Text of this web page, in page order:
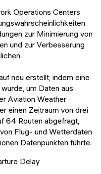
Operations Centers
zur Minimierung von
und zur Verbesserung
neu erstellt, indem eine
um Daten aus
Aviation Weather
einen Zeitraum von drei
64 Routen abgefragt,
Flug- und Wetterdaten
Datenpunkten führte.